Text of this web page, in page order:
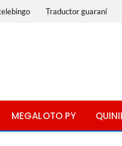
Traductor guaraní
MEGALOTO PY